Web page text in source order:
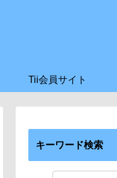
Tii会員サイト
キーワード検索